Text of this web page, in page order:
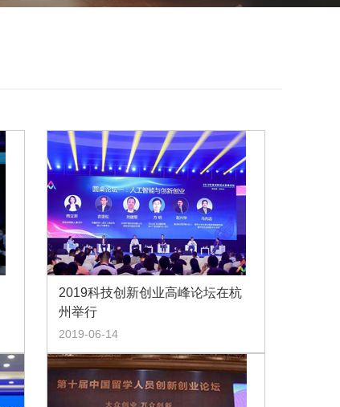
2019科技创新创业高峰论坛在杭
州举行
2019-06-14